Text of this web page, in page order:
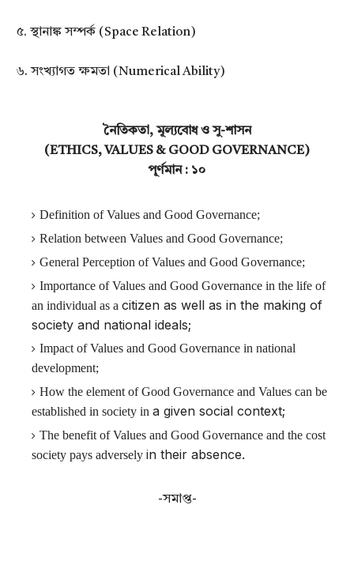
৫. স্থানাঙ্ক সম্পর্ক (Space Relation)
৬. সংখ্যাগত ক্ষমতা (Numerical Ability)
নৈতিকতা, মূল্যবোধ ও সু-শাসন
(ETHICS, VALUES & GOOD GOVERNANCE)
পূর্ণমান : ১০
Definition of Values and Good Governance;
Relation between Values and Good Governance;
General Perception of Values and Good Governance;
Importance of Values and Good Governance in the life of
an individual as a citizen as well as in the making of
society and national ideals;
Impact of Values and Good Governance in national
development;
How the element of Good Governance and Values can be
established in society in a given social context;
The benefit of Values and Good Governance and the cost
society pays adversely in their absence.
-সমাপ্ত-